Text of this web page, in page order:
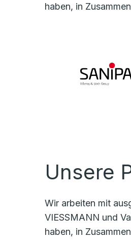
haben, in
Unsere
Wir arbeiten mit
VIESSMANN und
haben, in